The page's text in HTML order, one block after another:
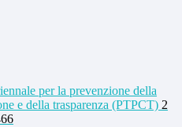
per la prevenzione della
e della trasparenza (PTPCT) 2